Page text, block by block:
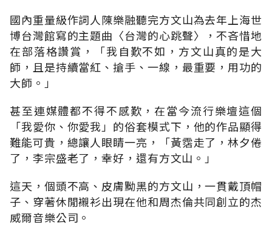
國內重量級作詞人陳樂融聽完方文山為去年上海世
博台灣館寫的主題曲〈台灣的心跳聲〉，不吝惜地
在部落格讚賞，「我自歎不如，方文山真的是大
師，且是持續當紅、搶手、一線，最重要，用功的
大師。」
甚至連媒體都不得不感歎，在當今流行樂壇這個
「我愛你、你愛我」的俗套模式下，他的作品顯得
難能可貴，總讓人眼睛一亮，「黃霑走了，林夕倦
了，李宗盛老了，幸好，還有方文山。」
這天，個頭不高、皮膚黝黑的方文山，一貫戴頂帽
子、穿著休閒襯衫出現在他和周杰倫共同創立的杰
威爾音樂公司。